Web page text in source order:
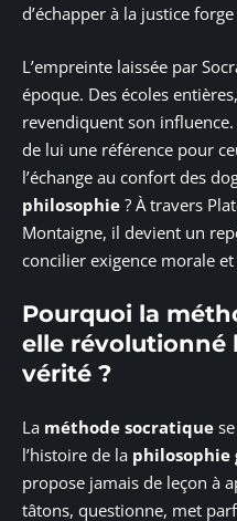
d’échapper à la justice
L’empreinte laissée par
époque. Des écoles
revendiquent son
de lui une référence pour
l’échange au confort des
philosophie ? À travers
Montaigne, il devient un
concilier exigence morale
Pourquoi la
elle révolutionné
vérité ?
La méthode socratique
l’histoire de la philosophie
propose jamais de leçon à
tâtons, questionne, met